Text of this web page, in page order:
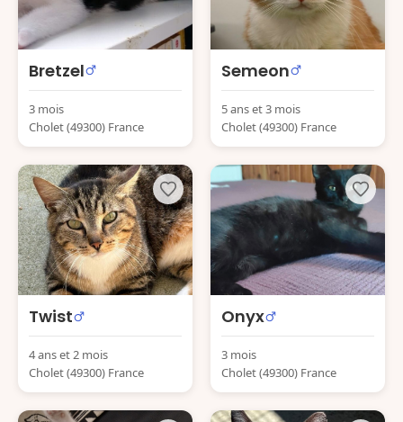
Bretzel
3 mois
Cholet (49300) France
Semeon
5 ans et 3 mois
Cholet (49300) France
Twist
4 ans et 2 mois
Cholet (49300) France
Onyx
3 mois
Cholet (49300) France